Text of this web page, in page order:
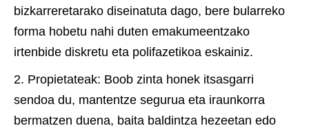
bizkarreretarako diseinatuta dago, bere bularreko
forma hobetu nahi duten emakumeentzako
irtenbide diskretu eta polifazetikoa eskainiz.
2. Propietateak: Boob zinta honek itsasgarri
sendoa du, mantentze segurua eta iraunkorra
bermatzen duena, baita baldintza hezeetan edo